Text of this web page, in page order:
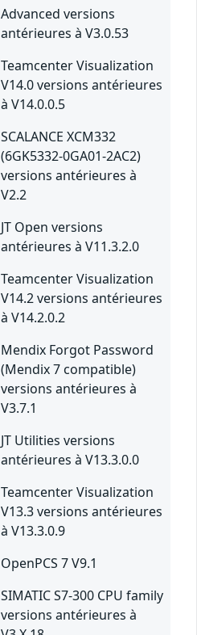
Advanced versions
antérieures à V3.0.53
Teamcenter Visualization
V14.0 versions antérieures
à V14.0.0.5
SCALANCE XCM332
(6GK5332-0GA01-2AC2)
versions antérieures à
V2.2
JT Open versions
antérieures à V11.3.2.0
Teamcenter Visualization
V14.2 versions antérieures
à V14.2.0.2
Mendix Forgot Password
(Mendix 7 compatible)
versions antérieures à
V3.7.1
JT Utilities versions
antérieures à V13.3.0.0
Teamcenter Visualization
V13.3 versions antérieures
à V13.3.0.9
OpenPCS 7 V9.1
SIMATIC S7-300 CPU family
versions antérieures à